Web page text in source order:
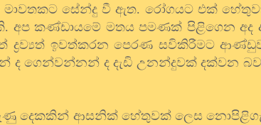
සේන්දු වී ඇත. රෝගයට එක්
අප කණ්ඩායමේ මතය පමණක් පිළිගෙන
ද්‍රව්‍යත් ඉවත්කරන පෙරණ සවිකිරීමට
ද ගෙන්වන්නන් ද දැඩි උනන්දුවක් දක්වන
දෙකකින් ආසනික් හේතුවක් ලෙස